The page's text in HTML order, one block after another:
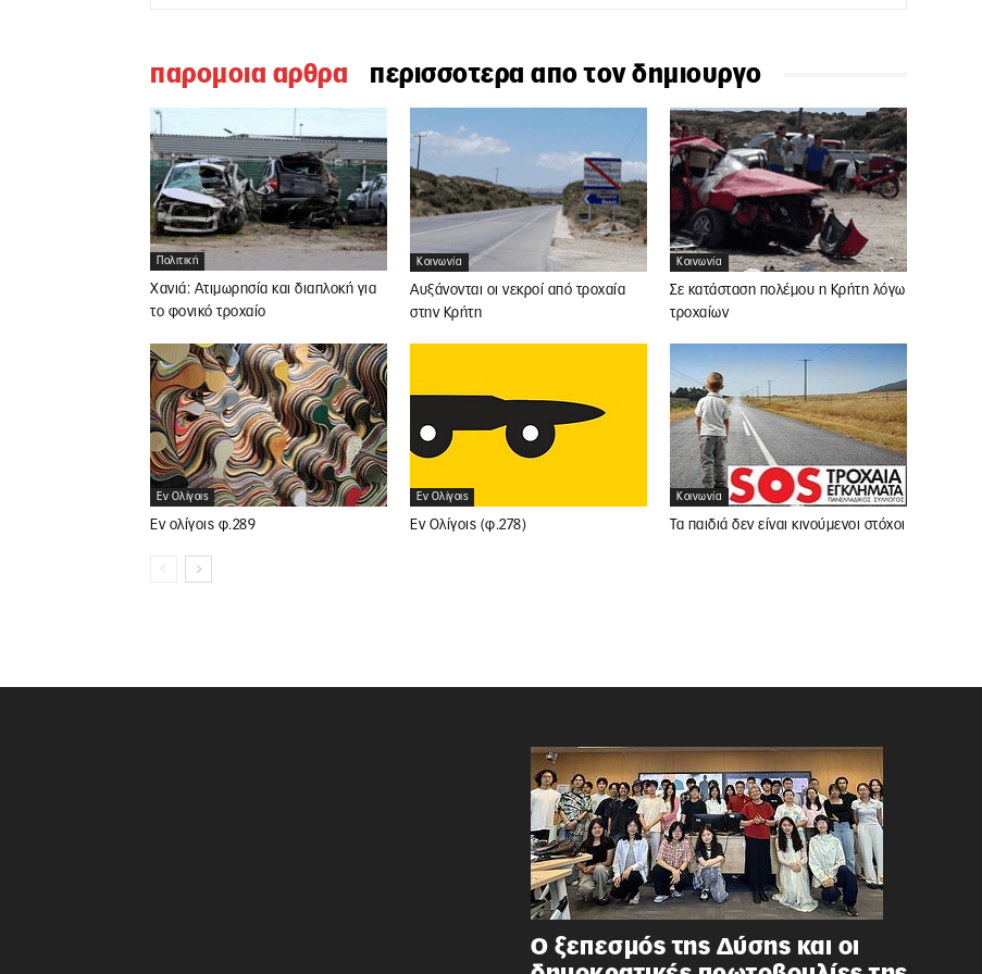
παρομοια αρθρα περισσοτερα απο τον δημιουργο
Πολιτική
Χανιά: Ατιμωρησία και διαπλοκή για
το φονικό τροχαίο
Κοινωνία
Αυξάνονται οι νεκροί από τροχαία
στην Κρήτη
Κοινωνία
Σε κατάσταση πολέμου η Κρήτη λόγω
τροχαίων
Εν Ολίγοις
Εν ολίγοις φ.289
Εν Ολίγοις
Εν Ολίγοις (φ.278)
Κοινωνία
Τα παιδιά δεν είναι κινούμενοι στόχοι
Ο ξεπεσμός της Δύσης και οι